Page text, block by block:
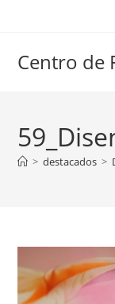
Centro de
> destacados >